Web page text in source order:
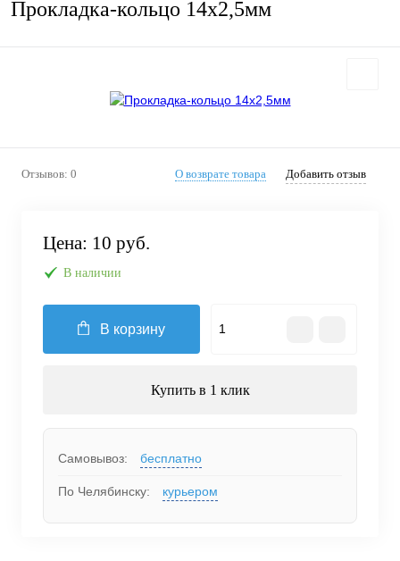
Прокладка-кольцо 14х2,5мм
Отзывов: 0 О возврате товара Добавить отзыв
Цена: 10 руб.
В наличии
В корзину
Купить в 1 клик
Самовывоз: бесплатно
По Челябинску: курьером